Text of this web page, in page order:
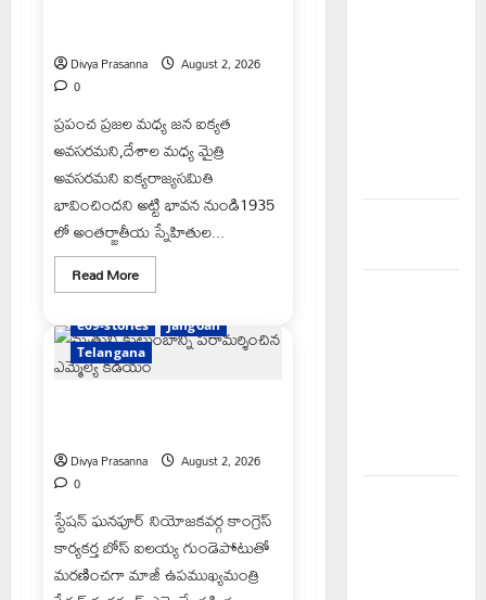
Divya Prasanna
August 2, 2026
0
ప్రపంచ ప్రజల మధ్య జన ఐక్యత
అవసరమని,దేశాల మధ్య మైత్రి
అవసరమని ఐక్యరాజ్యసమితి
భావించిందని అట్టి భావన నుండి1935
లో అంతర్జాతీయ స్నేహితుల...
Read MoreRead
more
జన
ఐక్యతకు
స్నేహితుల
దినోత్సవం
దోహదం:
e69-stories
Jangoan
Telangana
Divya Prasanna
August 2, 2026
0
స్టేషన్ ఘనపూర్ నియోజకవర్గ కాంగ్రెస్
కార్యకర్త బోస్ ఐలయ్య గుండెపోటుతో
మరణించగా మాజీ ఉపముఖ్యమంత్రి